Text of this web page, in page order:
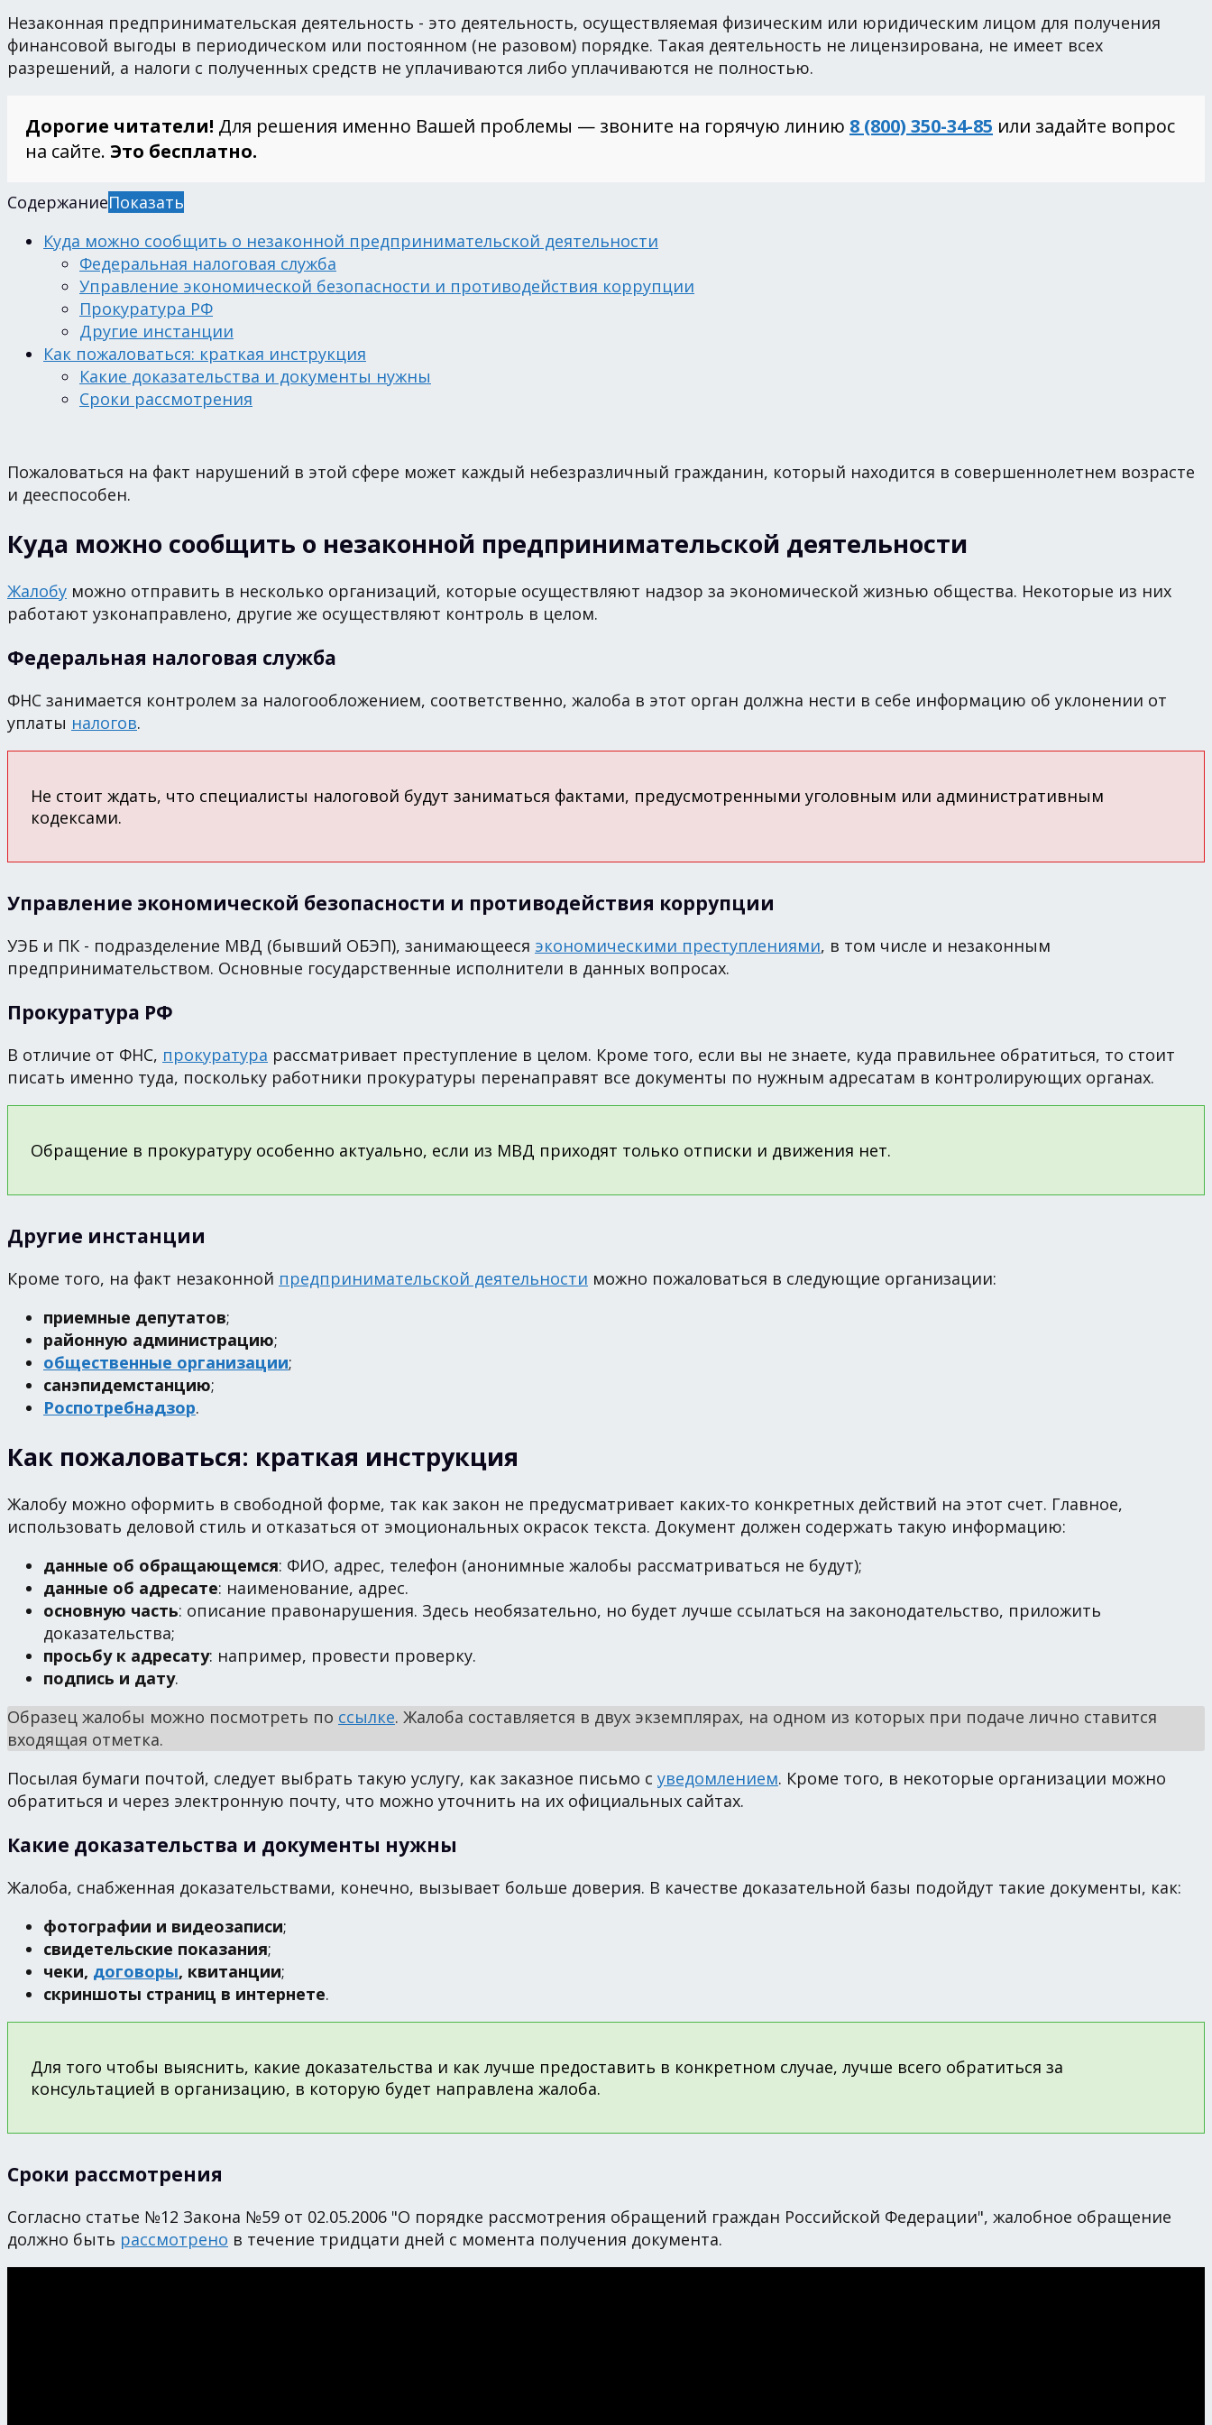
Незаконная предпринимательская деятельность - это деятельность, осуществляемая физическим или юридическим лицом для получения
финансовой выгоды в периодическом или постоянном (не разовом) порядке. Такая деятельность не лицензирована, не имеет всех
разрешений, а налоги с полученных средств не уплачиваются либо уплачиваются не полностью.
Дорогие читатели! Для решения именно Вашей проблемы — звоните на горячую линию 8 (800) 350-34-85 или задайте вопрос
на сайте. Это бесплатно.
СодержаниеПоказать
Куда можно сообщить о незаконной предпринимательской деятельности
Федеральная налоговая служба
Управление экономической безопасности и противодействия коррупции
Прокуратура РФ
Другие инстанции
Как пожаловаться: краткая инструкция
Какие доказательства и документы нужны
Сроки рассмотрения
Пожаловаться на факт нарушений в этой сфере может каждый небезразличный гражданин, который находится в совершеннолетнем возрасте
и дееспособен.
Куда можно сообщить о незаконной предпринимательской деятельности
Жалобу можно отправить в несколько организаций, которые осуществляют надзор за экономической жизнью общества. Некоторые из них
работают узконаправлено, другие же осуществляют контроль в целом.
Федеральная налоговая служба
ФНС занимается контролем за налогообложением, соответственно, жалоба в этот орган должна нести в себе информацию об уклонении от
уплаты налогов.
Не стоит ждать, что специалисты налоговой будут заниматься фактами, предусмотренными уголовным или административным
кодексами.
Управление экономической безопасности и противодействия коррупции
УЭБ и ПК - подразделение МВД (бывший ОБЭП), занимающееся экономическими преступлениями, в том числе и незаконным
предпринимательством. Основные государственные исполнители в данных вопросах.
Прокуратура РФ
В отличие от ФНС, прокуратура рассматривает преступление в целом. Кроме того, если вы не знаете, куда правильнее обратиться, то стоит
писать именно туда, поскольку работники прокуратуры перенаправят все документы по нужным адресатам в контролирующих органах.
Обращение в прокуратуру особенно актуально, если из МВД приходят только отписки и движения нет.
Другие инстанции
Кроме того, на факт незаконной предпринимательской деятельности можно пожаловаться в следующие организации:
приемные депутатов;
районную администрацию;
общественные организации;
санэпидемстанцию;
Роспотребнадзор.
Как пожаловаться: краткая инструкция
Жалобу можно оформить в свободной форме, так как закон не предусматривает каких-то конкретных действий на этот счет. Главное,
использовать деловой стиль и отказаться от эмоциональных окрасок текста. Документ должен содержать такую информацию:
данные об обращающемся: ФИО, адрес, телефон (анонимные жалобы рассматриваться не будут);
данные об адресате: наименование, адрес.
основную часть: описание правонарушения. Здесь необязательно, но будет лучше ссылаться на законодательство, приложить
доказательства;
просьбу к адресату: например, провести проверку.
подпись и дату.
Образец жалобы можно посмотреть по ссылке. Жалоба составляется в двух экземплярах, на одном из которых при подаче лично ставится
входящая отметка.
Посылая бумаги почтой, следует выбрать такую услугу, как заказное письмо с уведомлением. Кроме того, в некоторые организации можно
обратиться и через электронную почту, что можно уточнить на их официальных сайтах.
Какие доказательства и документы нужны
Жалоба, снабженная доказательствами, конечно, вызывает больше доверия. В качестве доказательной базы подойдут такие документы, как:
фотографии и видеозаписи;
свидетельские показания;
чеки, договоры, квитанции;
скриншоты страниц в интернете.
Для того чтобы выяснить, какие доказательства и как лучше предоставить в конкретном случае, лучше всего обратиться за
консультацией в организацию, в которую будет направлена жалоба.
Сроки рассмотрения
Согласно статье №12 Закона №59 от 02.05.2006 "О порядке рассмотрения обращений граждан Российской Федерации", жалобное обращение
должно быть рассмотрено в течение тридцати дней с момента получения документа.